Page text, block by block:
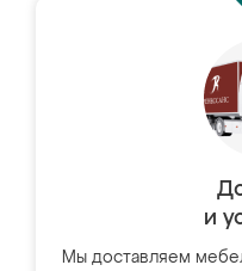
и
Мы доставляем